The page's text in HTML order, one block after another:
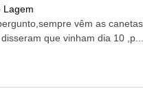
Lagem
vêm as
que vinham dia 10 ,p...